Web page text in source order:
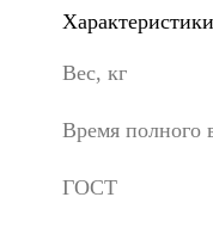
Характеристики
Вес, кг
Время полного
ГОСТ